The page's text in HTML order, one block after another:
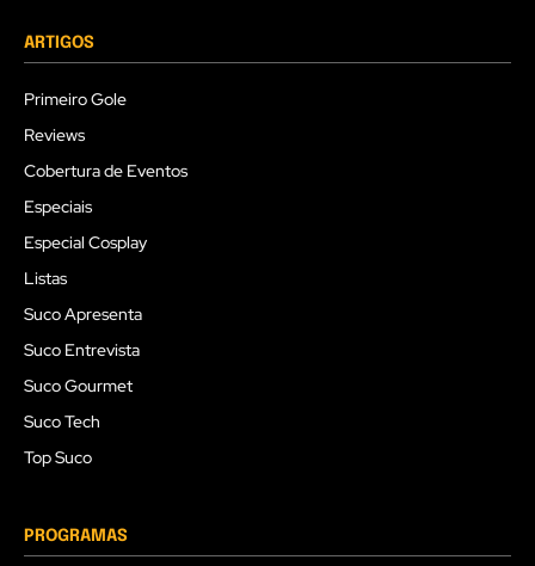
ARTIGOS
Primeiro Gole
Reviews
Cobertura de Eventos
Especiais
Especial Cosplay
Listas
Suco Apresenta
Suco Entrevista
Suco Gourmet
Suco Tech
Top Suco
PROGRAMAS